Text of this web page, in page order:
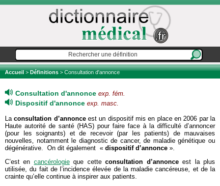
Accueil>Définitions> Consultation d'annonce
Consultation d'annonce exp. fém.
Dispositif d'annonce exp. masc.
Laconsultation d’annonceest un dispositif mis en place en 2006 par la
Haute autorité de santé (HAS) pour faire face à la difficulté d’annoncer
(pour les soignants) et de recevoir (par les patients) de mauvaises
nouvelles, notamment le diagnostic de cancer, de maladie génétique ou
dégénérative. On dit également « dispositif d’annonce ».
C’est en cancérologieque cetteconsultation d’annonceest la plus
utilisée, du fait de l’incidence élevée de la maladie cancéreuse, et de la
crainte qu’elle continue à inspirer aux patients.